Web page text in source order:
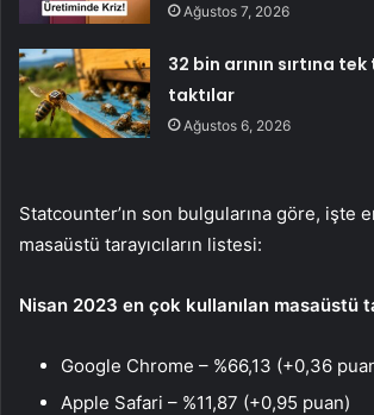
Ağustos 7, 2026
32 bin arının sırtına
taktılar
Ağustos 6, 2026
Statcounter’ın son bulgularına göre, işte
masaüstü tarayıcıların listesi:
Nisan 2023 en çok kullanılan masaüstü
Google Chrome – %66,13 (+0,36
Apple Safari – %11,87 (+0,95 puan)